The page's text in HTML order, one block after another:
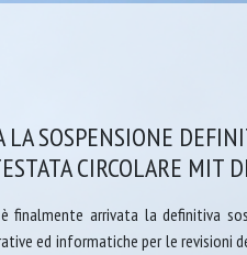
SOSPENSIONE
CIRCOLARE MIT
finalmente arrivata la definitiva
ed informatiche per le revisioni